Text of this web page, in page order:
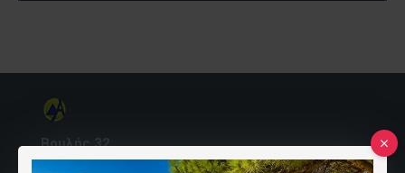
Βουλής 32
10557 Αθήνα, Ελλάδα